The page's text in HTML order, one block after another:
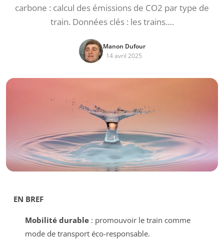
carbone : calcul des émissions de CO2 par type de
train. Données clés : les trains….
Manon Dufour
14 avril 2025
EN BREF
Mobilité durable: promouvoir le train comme
mode de transport éco-responsable.